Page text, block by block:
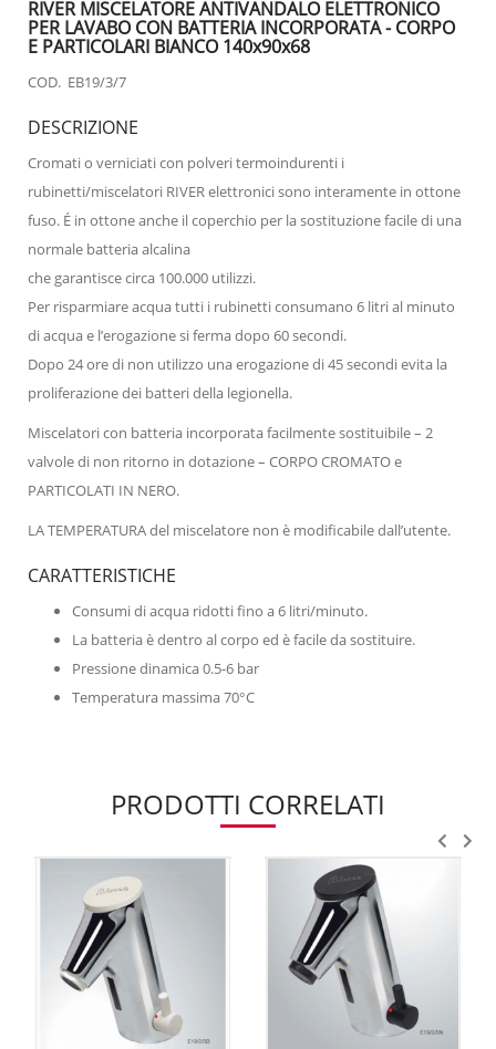
RIVER MISCELATORE ANTIVANDALO ELETTRONICO
PER LAVABO CON BATTERIA INCORPORATA - CORPO
E PARTICOLARI BIANCO 140x90x68
COD. EB19/3/7
DESCRIZIONE
Cromati o verniciati con polveri termoindurenti i
rubinetti/miscelatori RIVER elettronici sono interamente in ottone
fuso. É in ottone anche il coperchio per la sostituzione facile di una
normale batteria alcalina
che garantisce circa 100.000 utilizzi.
Per risparmiare acqua tutti i rubinetti consumano 6 litri al minuto
di acqua e l’erogazione si ferma dopo 60 secondi.
Dopo 24 ore di non utilizzo una erogazione di 45 secondi evita la
proliferazione dei batteri della legionella.
Miscelatori con batteria incorporata facilmente sostituibile – 2
valvole di non ritorno in dotazione – CORPO CROMATO e
PARTICOLATI IN NERO.
LA TEMPERATURA del miscelatore non è modificabile dall’utente.
CARATTERISTICHE
Consumi di acqua ridotti fino a 6 litri/minuto.
La batteria è dentro al corpo ed è facile da sostituire.
Pressione dinamica 0.5-6 bar
Temperatura massima 70°C
PRODOTTI CORRELATI